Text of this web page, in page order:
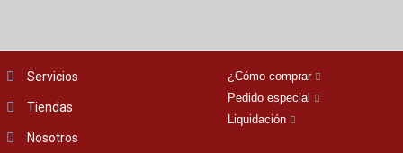
Servicios
Tiendas
Nosotros
¿Cómo comprar
Pedido especial
Liquidación